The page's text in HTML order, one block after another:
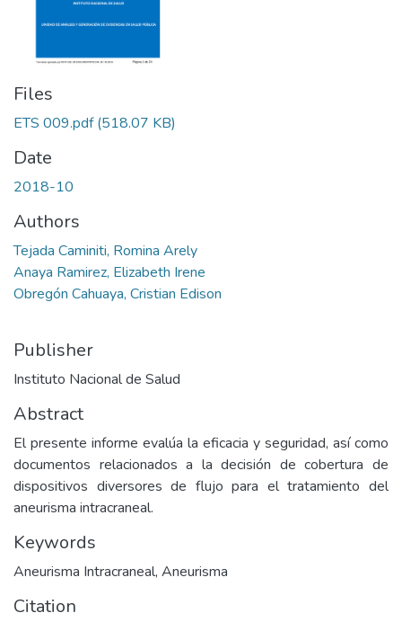
Files
ETS 009.pdf(518.07 KB)
Date
2018-10
Authors
Tejada Caminiti, Romina Arely
Anaya Ramirez, Elizabeth Irene
Obregón Cahuaya, Cristian Edison
Publisher
Instituto Nacional de Salud
Abstract
El presente informe evalúa la eficacia y seguridad, así como
documentos relacionados a la decisión de cobertura de
dispositivos diversores de flujo para el tratamiento del
aneurisma intracraneal.
Keywords
Aneurisma Intracraneal, Aneurisma
Citation